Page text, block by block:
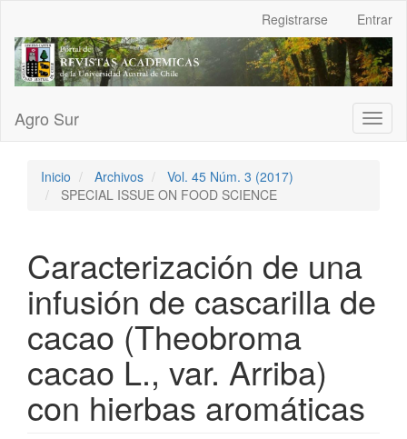
Contenido
principal
Barra
Registrarse Entrar
Agro Sur
Inicio Archivos
Vol. 45 Núm. 3 (2017)
SPECIAL ISSUE ON FOOD SCIENCE
Caracterización de una
infusión de cascarilla de
cacao (Theobroma
cacao L., var. Arriba)
con hierbas aromáticas